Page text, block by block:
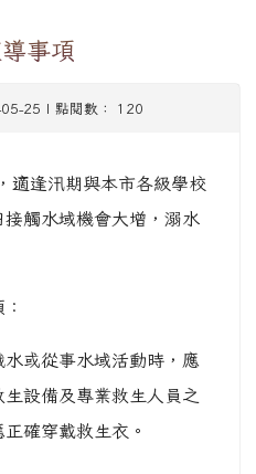
事項
25 | 點閱數： 120
適逢汛期與本市各級學校
觸水域機會大增，溺水
或從事水域活動時，應
設備及專業救生人員之
確穿戴救生衣。